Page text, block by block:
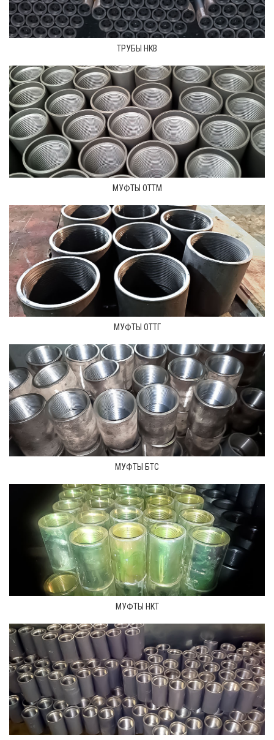
ТРУБЫ НКВ
МУФТЫ ОТТМ
МУФТЫ ОТТГ
МУФТЫ БТС
МУФТЫ НКТ